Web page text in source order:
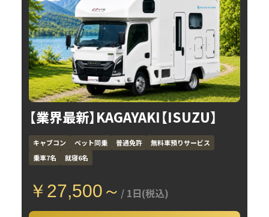
【業界最新】KAGAYAKI【ISUZU】
キャブコン ペット同乗 普通免許
無料車預りサービス
乗車7名
就寝6名
￥27,500～ / 1日(税込)